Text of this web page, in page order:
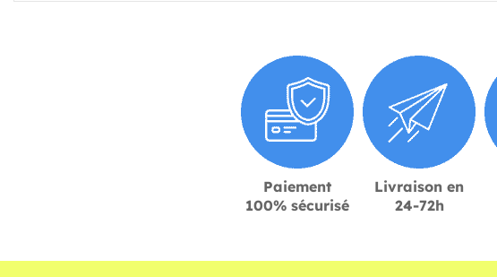
Paiement
100% sécurisé
Livraison en
24-72h